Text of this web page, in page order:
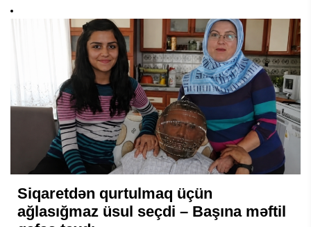
Siqaretdən qurtulmaq üçün
ağlasığmaz üsul seçdi – Başına məftil